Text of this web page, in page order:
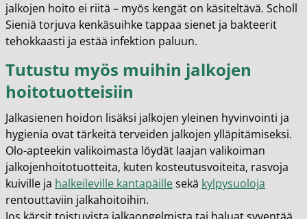
jalkojen hoito ei riitä – myös kengät on käsiteltävä. Scholl
Sieniä torjuva kenkäsuihke tappaa sienet ja bakteerit
tehokkaasti ja estää infektion paluun.
Tutustu myös muihin jalkojen
hoitotuotteisiin
Jalkasienen hoidon lisäksi jalkojen yleinen hyvinvointi ja
hygienia ovat tärkeitä terveiden jalkojen ylläpitämiseksi.
Olo-apteekin valikoimasta löydät laajan valikoiman
jalkojenhoitotuotteita, kuten kosteutusvoiteita, rasvoja
kuiville ja halkeileville kantapäillesekä kylpysuoloja
rentouttaviin jalkahoitoihin.